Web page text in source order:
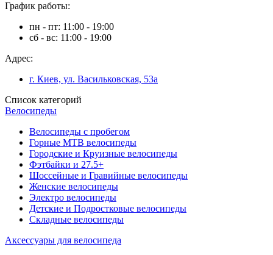
График работы:
пн - пт: 11:00 - 19:00
сб - вс: 11:00 - 19:00
Адрес:
г. Киев, ул. Васильковская, 53а
Список категорий
Велосипеды
Велосипеды с пробегом
Горные MTB велосипеды
Городские и Круизные велосипеды
Фэтбайки и 27.5+
Шоссейные и Гравийные велосипеды
Женские велосипеды
Электро велосипеды
Детские и Подростковые велосипеды
Складные велосипеды
Аксессуары для велосипеда